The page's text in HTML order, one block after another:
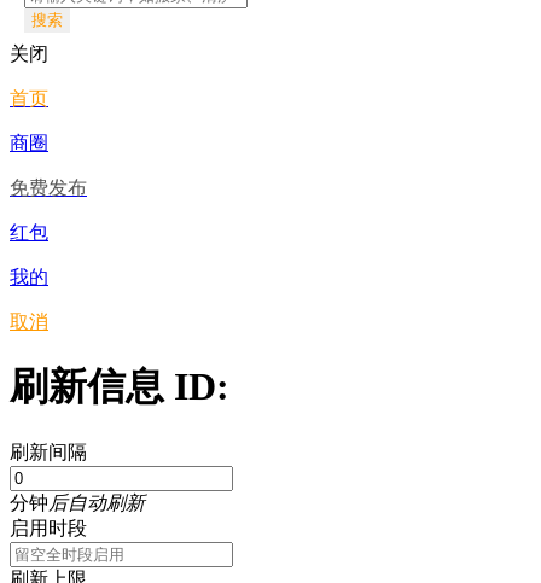
搜索
关闭
首页
商圈
免费发布
红包
我的
取消
刷新信息 ID:
刷新间隔
分钟后自动刷新
启用时段
刷新上限